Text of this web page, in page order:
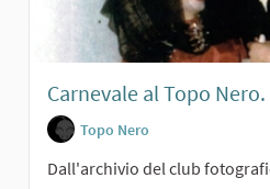
Carnevale al Topo Nero.
Topo Nero
Dall'archivio del club